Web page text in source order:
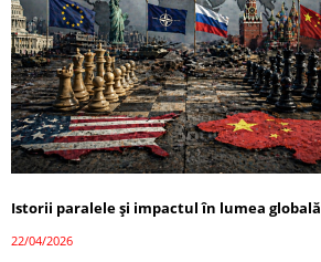
Istorii paralele și impactul în lumea globală
22/04/2026